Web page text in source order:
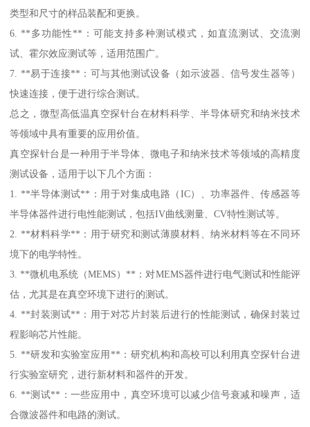
类型和尺寸的样品装配和更换。
6. **多功能性**：可能支持多种测试模式，如直流测试、交流测
试、霍尔效应测试等，适用范围广。
7. **易于连接**：可与其他测试设备（如示波器、信号发生器等）
快速连接，便于进行综合测试。
总之，微型高低温真空探针台在材料科学、半导体研究和纳米技术
等领域中具有重要的应用价值。
真空探针台是一种用于半导体、微电子和纳米技术等领域的高精度
测试设备，适用于以下几个方面：
1. **半导体测试**：用于对集成电路（IC）、功率器件、传感器等
半导体器件进行电性能测试，包括IV曲线测量、CV特性测试等。
2. **材料科学**：用于研究和测试薄膜材料、纳米材料等在不同环
境下的电学特性。
3. **微机电系统（MEMS）**：对MEMS器件进行电气测试和性能评
估，尤其是在真空环境下进行的测试。
4. **封装测试**：用于对芯片封装后进行的性能测试，确保封装过
程影响芯片性能。
5. **研发和实验室应用**：研究机构和高校可以利用真空探针台进
行实验室研究，进行新材料和器件的开发。
6. **测试**：一些应用中，真空环境可以减少信号衰减和噪声，适
合微波器件和电路的测试。